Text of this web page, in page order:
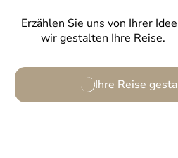
Erzählen Sie uns von Ihrer
wir gestalten Ihre Reise.
Ihre Reise